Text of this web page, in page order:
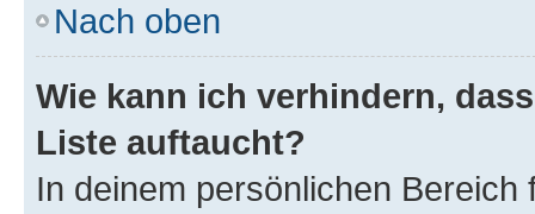
Nach oben
Wie kann ich verhindern,
Liste auftaucht?
In deinem persönlichen